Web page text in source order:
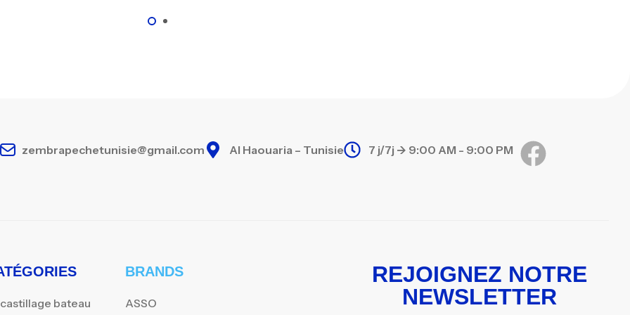
zembrapechetunisie@gmail.com Al Haouaria – Tunisie 7 j/7j -> 9:00 AM - 9:00 PM
bateau
BRANDS
ASSO
REJOIGNEZ NOTRE
NEWSLETTER